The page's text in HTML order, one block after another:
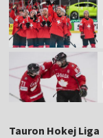
Tauron Hokej Liga